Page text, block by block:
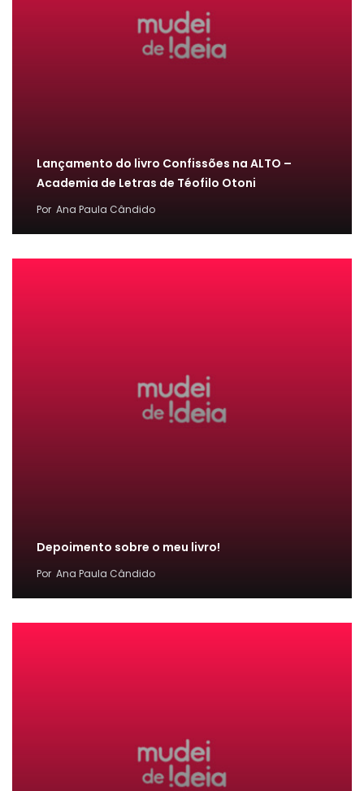
Lançamento do livro Confissões na ALTO –
Academia de Letras de Téofilo Otoni
Por Ana Paula Cândido
Depoimento sobre o meu livro!
Por Ana Paula Cândido